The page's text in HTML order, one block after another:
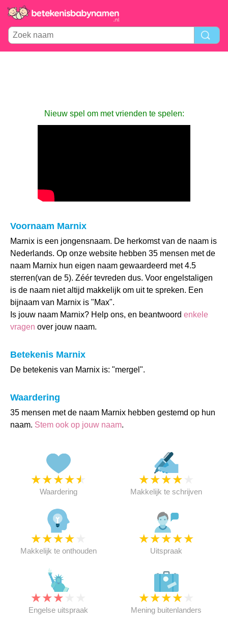
Nieuw spel om met vrienden te spelen:
Voornaam Marnix
Marnix is een jongensnaam. De herkomst van de naam is
Nederlands. Op onze website hebben 35 mensen met de
naam Marnix hun eigen naam gewaardeerd met 4.5
sterren(van de 5). Zéér tevreden dus. Voor engelstaligen
is de naam niet altijd makkelijk om uit te spreken. Een
bijnaam van Marnix is "Max".
Is jouw naam Marnix? Help ons, en beantwoord enkele
vragen over jouw naam.
Betekenis Marnix
De betekenis van Marnix is: "mergel".
Waardering
35 mensen met de naam Marnix hebben gestemd op hun
naam. Stem ook op jouw naam.
★★★★★
Waardering
★★★★
Makkelijk te schrijven
★★★★
Makkelijk te onthouden
★★★★★
Uitspraak
★★★
Engelse uitspraak
★★★★
Mening buitenlanders